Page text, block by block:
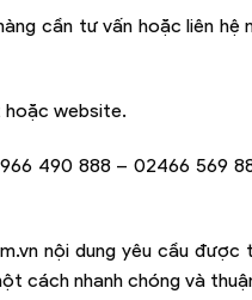
cần tư vấn hoặc liên hệ
website.
490 888 – 02466 569
nội dung yêu cầu được
cách nhanh chóng và